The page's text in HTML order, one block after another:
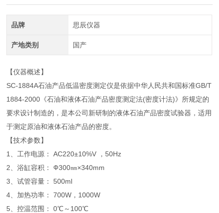
品牌 思辰仪器
产地类别 国产
【仪器概述】
SC-1884A石油产品低温密度测定仪是依据中华人民共和国标准GB/T
1884-2000《石油和液体石油产品密度测定法(密度计法)》所规定的
要求设计制造的，是本公司新研制的液体石油产品密度试验器，适用
于测定原油和液体石油产品的密度。
【技术参数】
1、工作电源： AC220±10%V ，50Hz
2、浴缸容积： Ф300㎜×340mm
3、试管容量： 500ml
4、加热功率： 700W，1000W
5、控温范围： 0℃～100℃